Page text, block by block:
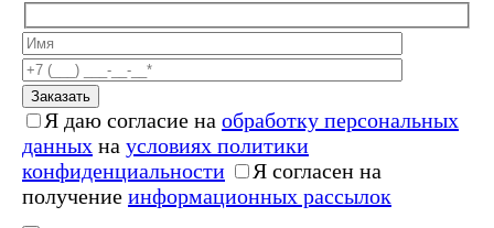
Заказать
Я даю согласие на обработку персональных
данных на условиях политики
конфиденциальности
Я согласен на
получение информационных рассылок